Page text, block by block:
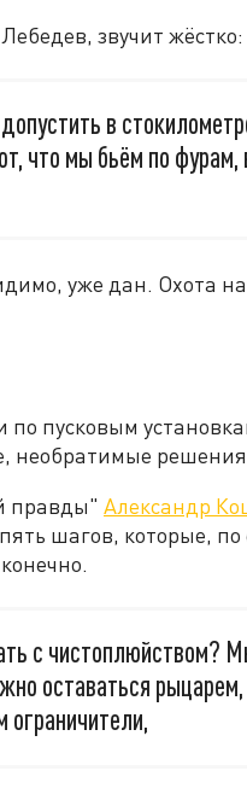
звучит жёстко:
в
что мы бьём по
уже дан. Охота
пусковым
необратимые
правды" Александр
шагов, которые,
с чистоплюйством?
оставаться